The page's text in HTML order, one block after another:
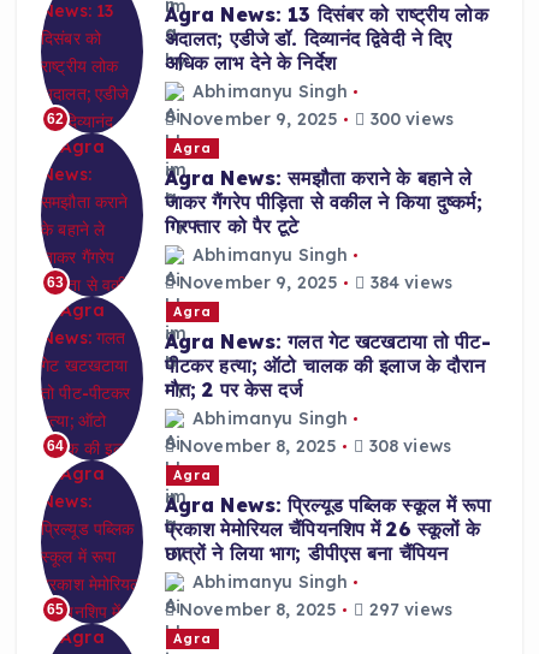
62
Agra News: 13 दिसंबर को राष्ट्रीय लोक
अदालत; एडीजे डॉ. दिव्यानंद द्विवेदी ने दिए
अधिक लाभ देने के निर्देश
Abhimanyu Singh
November 9, 2025
300 views
63
Agra
Agra News: समझौता कराने के बहाने ले
जाकर गैंगरेप पीड़िता से वकील ने किया दुष्कर्म;
गिरफ्तार को पैर टूटे
Abhimanyu Singh
November 9, 2025
384 views
64
Agra
Agra News: गलत गेट खटखटाया तो पीट-
पीटकर हत्या; ऑटो चालक की इलाज के दौरान
मौत; 2 पर केस दर्ज
Abhimanyu Singh
November 8, 2025
308 views
65
Agra
Agra News: प्रिल्यूड पब्लिक स्कूल में रूपा
प्रकाश मेमोरियल चैंपियनशिप में 26 स्कूलों के
छात्रों ने लिया भाग; डीपीएस बना चैंपियन
Abhimanyu Singh
November 8, 2025
297 views
Agra